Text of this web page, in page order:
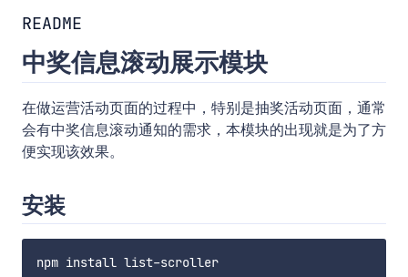
README
中奖信息滚动展示模块
在做运营活动页面的过程中，特别是抽奖活动页面，通常
会有中奖信息滚动通知的需求，本模块的出现就是为了方
便实现该效果。
安装